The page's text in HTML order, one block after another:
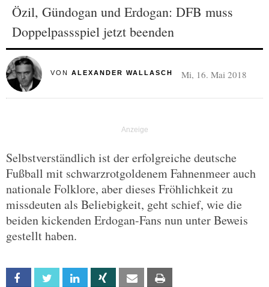
Özil, Gündogan und Erdogan: DFB muss
Doppelpassspiel jetzt beenden
VON ALEXANDER WALLASCH Mi, 16. Mai 2018
Selbstverständlich ist der erfolgreiche deutsche
Fußball mit schwarzrotgoldenem Fahnenmeer auch
nationale Folklore, aber dieses Fröhlichkeit zu
missdeuten als Beliebigkeit, geht schief, wie die
beiden kickenden Erdogan-Fans nun unter Beweis
gestellt haben.
Facebook Twitter Linkedin Xing Email